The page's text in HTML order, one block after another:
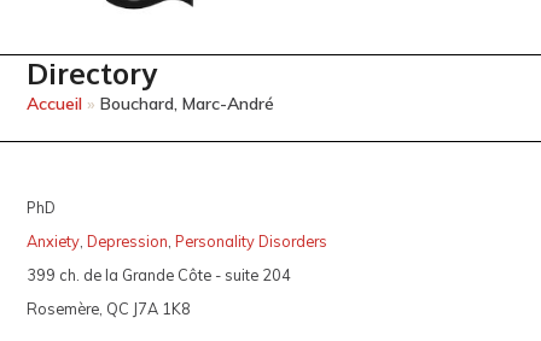
Directory
Accueil »Bouchard, Marc-André
PhD
Anxiety,Depression,Personality Disorders
399 ch. de la Grande Côte - suite 204
Rosemère, QC J7A 1K8